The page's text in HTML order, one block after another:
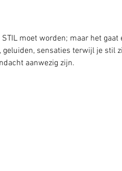
moet worden; maar het
sensaties terwijl je stil
aanwezig zijn.